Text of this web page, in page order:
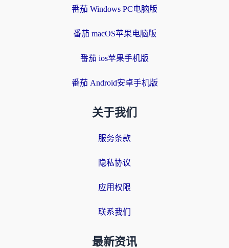
番茄 Windows PC电脑版
番茄 macOS苹果电脑版
番茄 ios苹果手机版
番茄 Android安卓手机版
关于我们
服务条款
隐私协议
应用权限
联系我们
最新资讯